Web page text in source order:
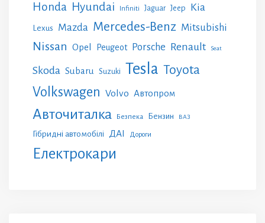
Honda Hyundai Infiniti Jaguar Jeep Kia
Lexus Mazda Mercedes-Benz Mitsubishi
Nissan Opel Peugeot Porsche Renault Seat
Skoda Subaru Suzuki Tesla Toyota
Volkswagen Volvo Автопром
Авточиталка Безпека Бензин ВАЗ
Гібридні автомобілі ДАІ Дороги
Електрокари